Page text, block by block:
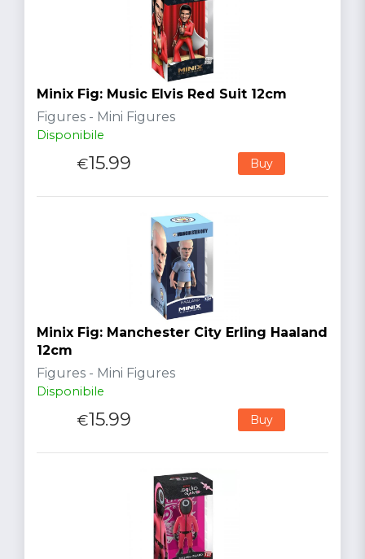
Minix Fig: Music Elvis Red Suit 12cm
Figures - Mini Figures
Disponibile
€15.99 Buy
Minix Fig: Manchester City Erling Haaland
12cm
Figures - Mini Figures
Disponibile
€15.99 Buy